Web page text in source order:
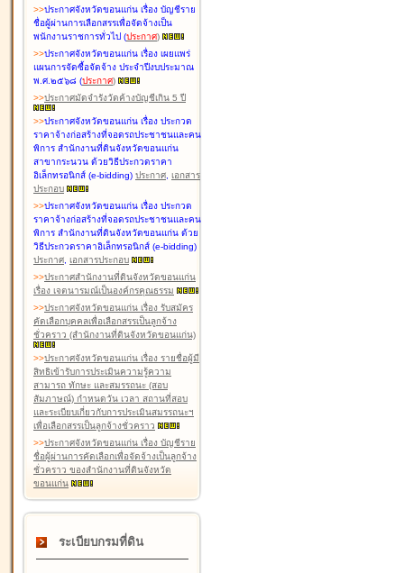
>>ประกาศจังหวัดขอนแก่น เรื่อง บัญชีราย
ชื่อผู้ผ่านการเลือกสรรเพื่อจัดจ้างเป็น
พนักงานราชการทั่วไป (ประกาศ)
>>ประกาศจังหวัดขอนแก่น เรื่อง เผยแพร่
แผนการจัดซื้อจัดจ้าง ประจำปีงบประมาณ
พ.ศ.๒๕๖๘ (ประกาศ)
>>ประกาศมัดจำรังวัดค้างบัญชีเกิน 5 ปี
>>ประกาศจังหวัดขอนแก่น เรื่อง ประกวด
ราคาจ้างก่อสร้างที่จอดรถประชาชนและคน
พิการ สำนักงานที่ดินจังหวัดขอนแก่น
สาขากระนวน ด้วยวิธีประกวดราคา
อิเล็กทรอนิกส์ (e-bidding) ประกาศ, เอกสาร
ประกอบ
>>ประกาศจังหวัดขอนแก่น เรื่อง ประกวด
ราคาจ้างก่อสร้างที่จอดรถประชาชนและคน
พิการ สำนักงานที่ดินจังหวัดขอนแก่น ด้วย
วิธีประกวดราคาอิเล็กทรอนิกส์ (e-bidding)
ประกาศ, เอกสารประกอบ
>>ประกาศสำนักงานที่ดินจังหวัดขอนแก่น
เรื่อง เจตนารมณ์เป็นองค์กรคุณธรรม
>>ประกาศจังหวัดขอนแก่น เรื่อง รับสมัคร
คัดเลือกบุคคลเพื่อเลือกสรรเป็นลูกจ้าง
ชั่วคราว (สำนักงานที่ดินจังหวัดขอนแก่น)
>>ประกาศจังหวัดขอนแก่น เรื่อง รายชื่อผู้มี
สิทธิเข้ารับการประเมินความรู้ความ
สามารถ ทักษะ และสมรรถนะ (สอบ
สัมภาษณ์) กำหนดวัน เวลา สถานที่สอบ
และระเบียบเกี่ยวกับการประเมินสมรรถนะฯ
เพื่อเลือกสรรเป็นลูกจ้างชั่วคราว
>>ประกาศจังหวัดขอนแก่น เรื่อง บัญชีราย
ชื่อผู้ผ่านการคัดเลือกเพื่อจัดจ้างเป็นลูกจ้าง
ชั่วคราว ของสำนักงานที่ดินจังหวัด
ขอนแก่น
ระเบียบกรมที่ดิน